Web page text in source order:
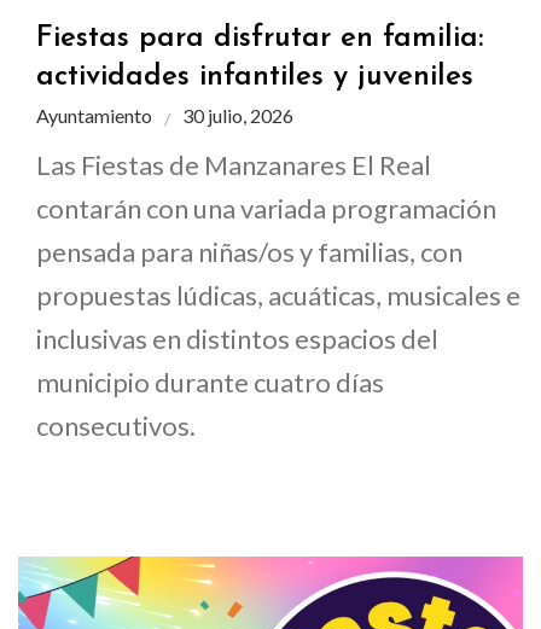
Fiestas para disfrutar en familia:
actividades infantiles y juveniles
Ayuntamiento 30 julio, 2026
Las Fiestas de Manzanares El Real
contarán con una variada programación
pensada para niñas/os y familias, con
propuestas lúdicas, acuáticas, musicales e
inclusivas en distintos espacios del
municipio durante cuatro días
consecutivos.